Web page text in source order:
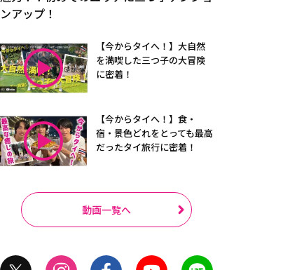
ンアップ！
【今からタイへ！】大自然
を満喫した三つ子の大冒険
に密着！
【今からタイへ！】食・
宿・景色どれをとっても最高
だったタイ旅行に密着！
動画一覧へ